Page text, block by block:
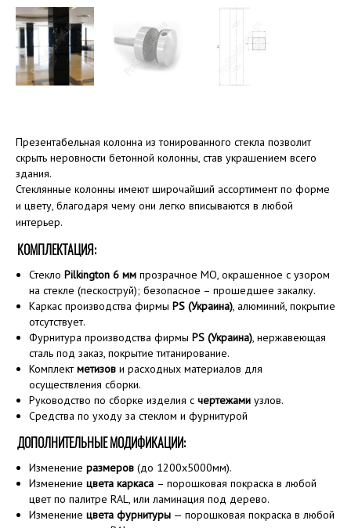
Презентабельная колонна из тонированного стекла позволит
скрыть неровности бетонной колонны, став украшением всего
здания.
Стеклянные колонны имеют широчайший ассортимент по форме
и цвету, благодаря чему они легко вписываются в любой
интерьер.
КОМПЛЕКТАЦИЯ:
Стекло Pilkington 6 мм прозрачное MO, окрашенное с узором
на стекле (пескоструй); безопасное – прошедшее закалку.
Каркас производства фирмы PS (Украина), алюминий, покрытие
отсутствует.
Фурнитура производства фирмы PS (Украина), нержавеющая
сталь под заказ, покрытие титанирование.
Комплектметизов и расходных материалов для
осуществления сборки.
Руководство по сборке изделия с чертежами узлов.
Средства по уходу за стеклом и фурнитурой
ДОПОЛНИТЕЛЬНЫЕ МОДИФИКАЦИИ:
Изменение размеров (до 1200х5000мм).
Изменение цвета каркаса – порошковая покраска в любой
цвет по палитре RAL, или ламинация под дерево.
Изменение цвета фурнитуры — порошковая покраска в любой